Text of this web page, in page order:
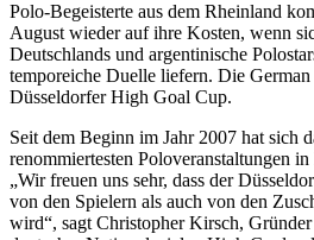
Polo-Begeisterte aus dem Rheinland
August wieder auf ihre Kosten, wenn
Deutschlands und argentinische
temporeiche Duelle liefern. Die
Düsseldorfer High Goal Cup.
Seit dem Beginn im Jahr 2007 hat sich
renommiertesten Poloveranstaltungen
„Wir freuen uns sehr, dass der
von den Spielern als auch von den
wird“, sagt Christopher Kirsch,